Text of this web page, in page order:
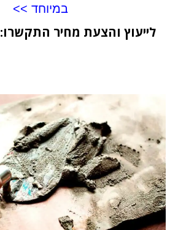
במיוחד >>
לייעוץ והצעת מחיר התקשרו: